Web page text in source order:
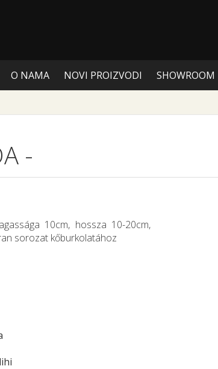
O NAMA NOVI PROIZVODI SHOWROOM
-
10cm, hossza 10-20cm,
sorozat kőburkolatához